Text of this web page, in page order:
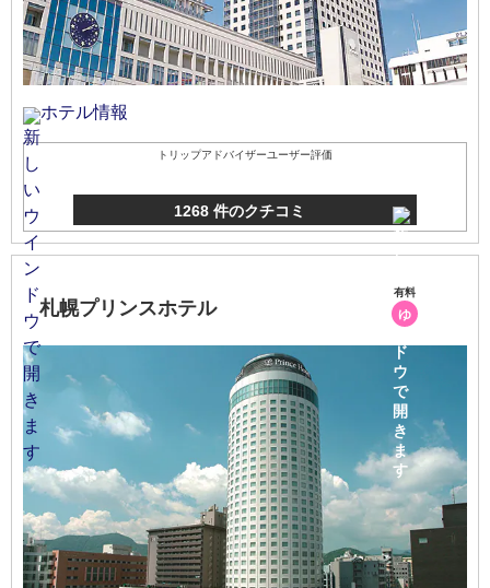
ホテル情報
トリップアドバイザーユーザー評価
1268 件のクチコミ
札幌プリンスホテル
有料
ゆ